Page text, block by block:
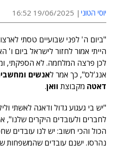
יוסי הטוני 19/06/2025 16:52
"ביום ה' לפני שבועיים טסתי
הייתי אמור לחזור לישראל ביום
לכן פרצה המלחמה. לא הספקתי,
אנג'לס", כך אמר לאנשים
דאטה מקבוצת וואן.
"יש בי געגוע גדול ודאגה לאשתי
לחברים ולעובדים היקרים שלנו",
הכול והכי חשוב: יש לנו עובדים
נהרסו. ישנם עובדים שהמשפחות